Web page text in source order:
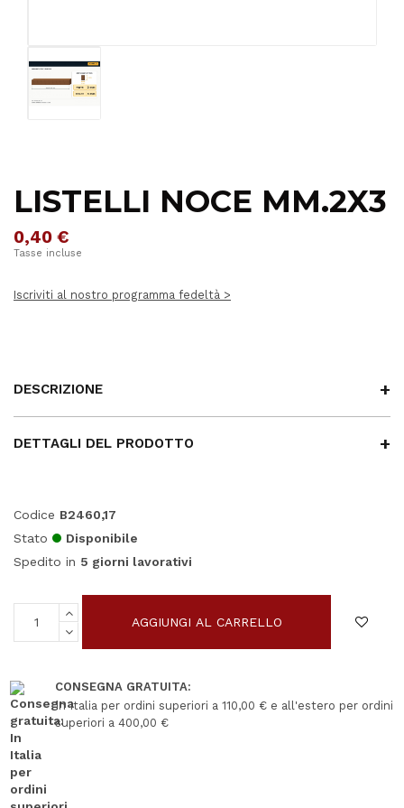
LISTELLI NOCE MM.2X3
0,40 €
Tasse incluse
Iscriviti al nostro programma fedeltà >
DESCRIZIONE
DETTAGLI DEL PRODOTTO
Codice B2460,17
Stato
Disponibile
Spedito in 5 giorni lavorativi
AGGIUNGI AL CARRELLO
CONSEGNA GRATUITA:
In Italia per ordini superiori a 110,00 € e all'estero per ordini
superiori a 400,00 €